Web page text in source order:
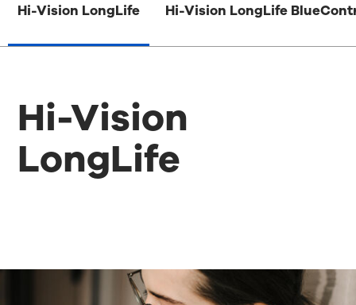
Hi-Vision LongLife Hi-Vision LongLife
Hi-Vision
LongLife